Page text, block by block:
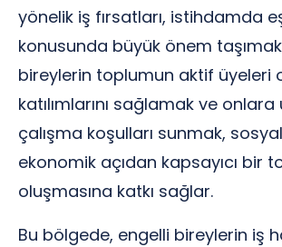
yönelik iş fırsatları, istihdamda
konusunda büyük önem
bireylerin toplumun aktif üyeleri
katılımlarını sağlamak ve
çalışma koşulları sunmak,
ekonomik açıdan kapsayıcı bir
oluşmasına katkı sağlar.
Bu bölgede, engelli bireylerin iş